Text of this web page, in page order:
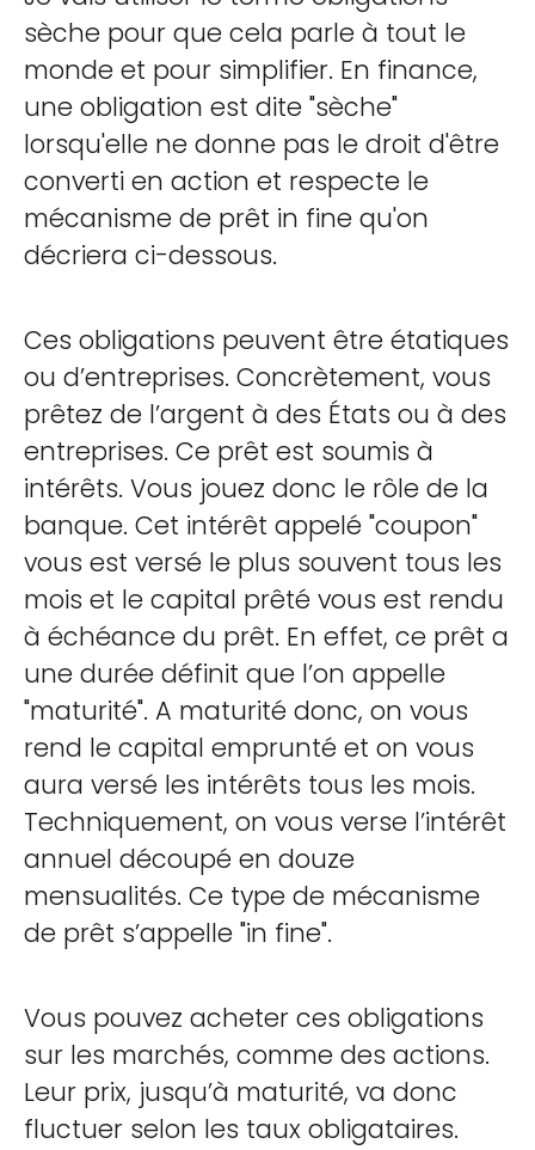
sèche pour que cela parle à tout le
monde et pour simplifier. En finance,
une obligation est dite "sèche"
lorsqu'elle ne donne pas le droit d'être
converti en action et respecte le
mécanisme de prêt in fine qu'on
décriera ci-dessous.
Ces obligations peuvent être étatiques
ou d’entreprises. Concrètement, vous
prêtez de l’argent à des États ou à des
entreprises. Ce prêt est soumis à
intérêts. Vous jouez donc le rôle de la
banque. Cet intérêt appelé "coupon"
vous est versé le plus souvent tous les
mois et le capital prêté vous est rendu
à échéance du prêt. En effet, ce prêt a
une durée définit que l’on appelle
"maturité". A maturité donc, on vous
rend le capital emprunté et on vous
aura versé les intérêts tous les mois.
Techniquement, on vous verse l’intérêt
annuel découpé en douze
mensualités. Ce type de mécanisme
de prêt s’appelle "in fine".
Vous pouvez acheter ces obligations
sur les marchés, comme des actions.
Leur prix, jusqu’à maturité, va donc
fluctuer selon les taux obligataires.